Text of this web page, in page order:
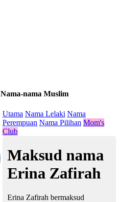
Nama-nama Muslim
Utama Nama Lelaki Nama
Perempuan Nama Pilihan Mom's
Club
Maksud nama
Erina Zafirah
Erina Zafirah bermaksud